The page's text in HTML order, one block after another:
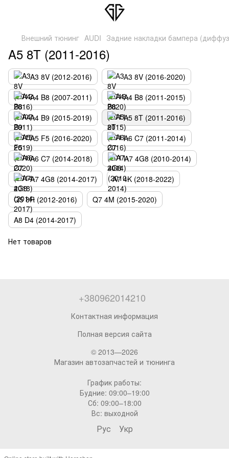
Внешний тюнинг AUDI Задние накладки бампера
A5 8T (2011-2016)
A3 8V (2012-2016)
А3 8V (2016-2020)
A4 B8 (2007-2011)
A4 B8 (2011-2015)
A4 B9 (2015-2019)
A5 8T (2011-2016)
A5 F5 (2016-2020)
A6 C7 (2011-2014)
A6 C7 (2014-2018)
A7 4G8 (2010-2014)
A7 4G8 (2014-2017)
A7 4K (2018-2022)
Q5 8R (2012-2016)
Q7 4M (2015-2020)
A8 D4 (2014-2017)
Нет товаров
+380962014210
Контактная информация
Полная версия сайта
© 2013—2026
Магазин автозапчастей и тюнинга
График работы:
Будние: 09:00–19:00
Сб: 09:00–18:00
Вс: выходной
Рус Укр